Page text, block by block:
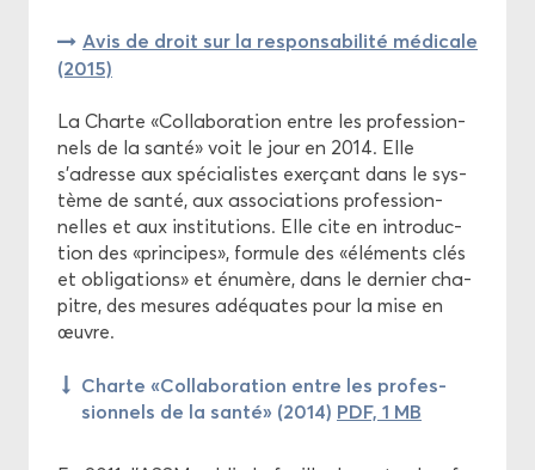
Avis de droit sur la res­pon­sa­bi­li­té mé­di­cale
(2015)
La Charte «Col­la­bo­ra­tion entre les pro­fes­sion­
nels de la santé» voit le jour en 2014. Elle
s'adresse aux spé­cia­listes exer­çant dans le sys­
tème de santé, aux as­so­cia­tions pro­fes­sion­
nelles et aux ins­ti­tu­tions. Elle cite en in­tro­duc­
tion des «prin­cipes», for­mule des «élé­ments clés
et obli­ga­tions» et énu­mère, dans le der­nier cha­
pitre, des me­sures adé­quates pour la mise en
œuvre.
Charte «Col­la­bo­ra­tion entre les pro­fes­
sion­nels de la santé» (2014) PDF, 1 MB